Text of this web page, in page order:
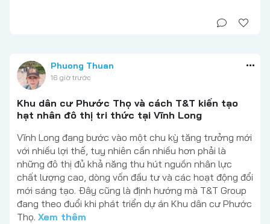
Phuong Thuan
16 giờ trước
Khu dân cư Phước Thọ và cách T&T kiến tạo
hạt nhân đô thị tri thức tại Vĩnh Long
Vĩnh Long đang bước vào một chu kỳ tăng trưởng mới
với nhiều lợi thế, tuy nhiên cần nhiều hơn phải là
những đô thị đủ khả năng thu hút nguồn nhân lực
chất lượng cao, dòng vốn đầu tư và các hoạt động đổi
mới sáng tạo. Đây cũng là định hướng mà T&T Group
đang theo đuổi khi phát triển dự án Khu dân cư Phước
Thọ. Xem thêm